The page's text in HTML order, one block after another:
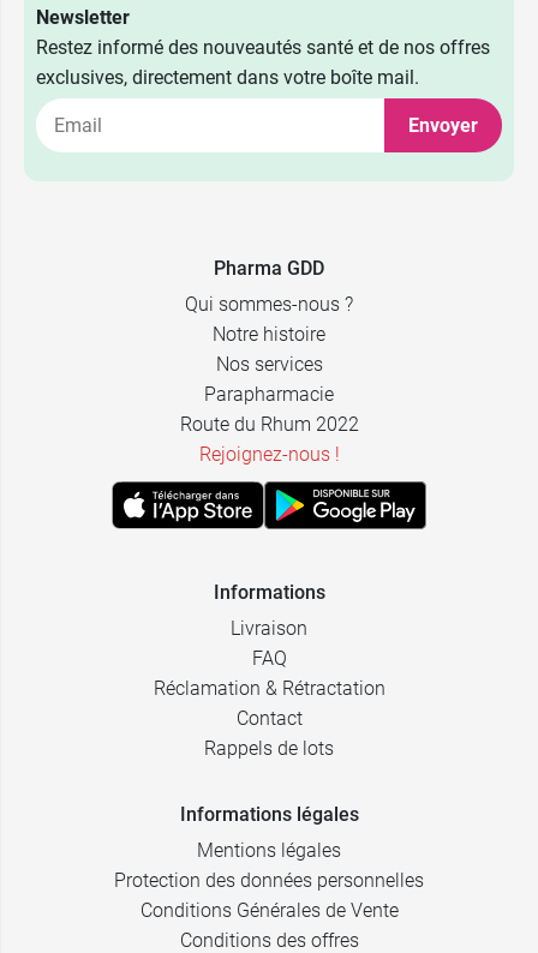
Eg Labo
Newsletter
Restez informé des nouveautés santé et de nos offres
exclusives, directement dans votre boîte mail.
Envoyer
Pharma GDD
Qui sommes-nous ?
Notre histoire
Nos services
Parapharmacie
Route du Rhum 2022
Rejoignez-nous !
Informations
Livraison
FAQ
Réclamation & Rétractation
Contact
Rappels de lots
Informations légales
Mentions légales
Protection des données personnelles
Conditions Générales de Vente
Conditions des offres